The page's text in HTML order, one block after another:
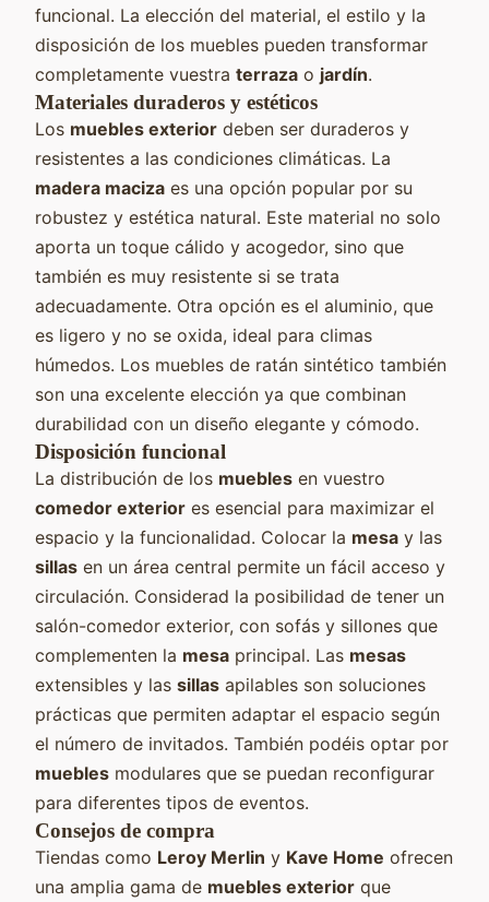
funcional. La elección del material, el estilo y la
disposición de los muebles pueden transformar
completamente vuestra terraza o jardín.
Materiales duraderos y estéticos
Los muebles exterior deben ser duraderos y
resistentes a las condiciones climáticas. La
madera maciza es una opción popular por su
robustez y estética natural. Este material no solo
aporta un toque cálido y acogedor, sino que
también es muy resistente si se trata
adecuadamente. Otra opción es el aluminio, que
es ligero y no se oxida, ideal para climas
húmedos. Los muebles de ratán sintético también
son una excelente elección ya que combinan
durabilidad con un diseño elegante y cómodo.
Disposición funcional
La distribución de los muebles en vuestro
comedor exterior es esencial para maximizar el
espacio y la funcionalidad. Colocar la mesa y las
sillas en un área central permite un fácil acceso y
circulación. Considerad la posibilidad de tener un
salón-comedor exterior, con sofás y sillones que
complementen la mesa principal. Las mesas
extensibles y las sillas apilables son soluciones
prácticas que permiten adaptar el espacio según
el número de invitados. También podéis optar por
muebles modulares que se puedan reconfigurar
para diferentes tipos de eventos.
Consejos de compra
Tiendas como Leroy Merlin y Kave Home ofrecen
una amplia gama de muebles exterior que